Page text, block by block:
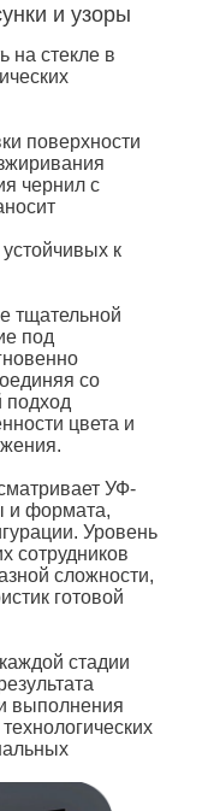
и узоры
на стеклев
поверхности
чернил с
к
тщательной
под
со
подход
цвета и
УФ-
и формата,
Уровень
сотрудников
сложности,
готовой
стадии
выполнения